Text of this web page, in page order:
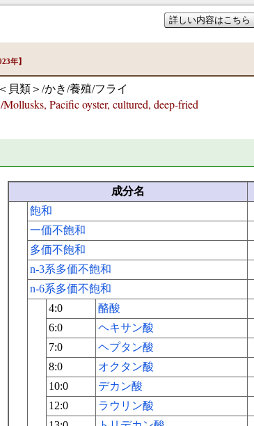
詳しい内容はこちら
年】
貝類＞/かき/養殖/フライ
Pacific oyster, cultured, deep-fried
成分名
飽和
一価不飽和
多価不飽和
n-3系多価不飽和
n-6系多価不飽和
4:0 酪酸
6:0
ヘキサン酸
7:0
ヘプタン酸
8:0
オクタン酸
10:0
デカン酸
12:0
ラウリン酸